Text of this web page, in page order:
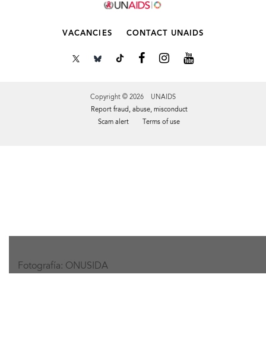
Fotografía: ONUSIDA
VACANCIES CONTACT UNAIDS
Copyright © 2026 UNAIDS
Report fraud, abuse, misconduct
Scam alert
Terms of use